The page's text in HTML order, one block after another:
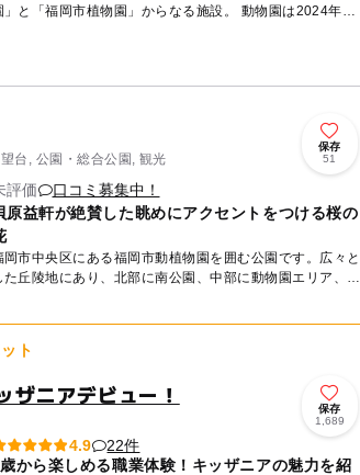
」と「福岡市植物園」からなる施設。 動物園は2024年時
台, 公園・総合公園, 観光
保存
51
評価
口コミ募集中！
原益軒が絶賛した眺めにアクセントをつける桜の
岡市中央区にある福岡市動植物園を囲む公園です。広々と
た丘陵地にあり、北部に南公園、中部に動物園エリア、南
ト
ザニアデビュー！
保存
1,689
4.9
22件
から楽しめる職業体験！キッザニアの魅力を紹